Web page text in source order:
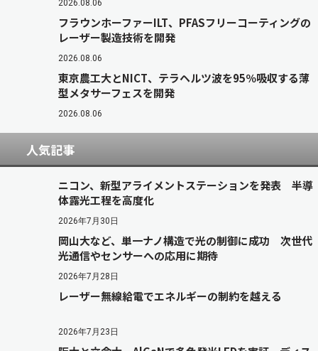
2026.08.06
フラウンホーファーILT、PFASフリーコーティングの
レーザー製造技術を開発
2026.08.06
東京農工大とNICT、テラヘルツ波を95％吸収する薄
型メタサーフェスを開発
2026.08.06
人気記事
ニコン、新型アライメントステーションを発表 半導
体露光工程を高度化
2026年7月30日
岡山大など、単一ナノ構造で光の制御に成功 次世代
光通信やセンサーへの応用に期待
2026年7月28日
レーザー無線給電でエネルギーの制約を越える
2026年7月23日